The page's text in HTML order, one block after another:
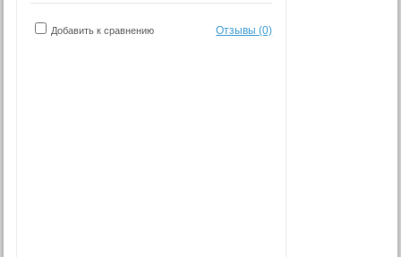
Добавить к сравнению Отзывы (0)